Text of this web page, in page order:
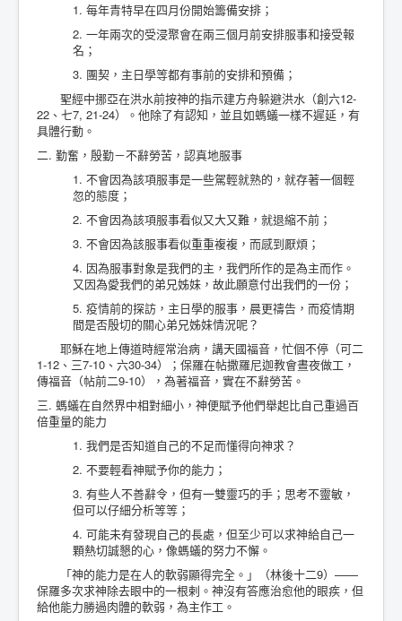
1. 每年青特早在四月份開始籌備安排；
2. 一年兩次的受浸聚會在兩三個月前安排服事和接受報
名；
3. 團契，主日學等都有事前的安排和預備；
聖經中挪亞在洪水前按神的指示建方舟躲避洪水（創六12-
22、七7, 21-24）。他除了有認知，並且如螞蟻一樣不遲延，有
具體行動。
二. 勤奮，殷勤－不辭勞苦，認真地服事
1. 不會因為該項服事是一些駕輕就熟的，就存著一個輕
忽的態度；
2. 不會因為該項服事看似又大又難，就退縮不前；
3. 不會因為該服事看似重重複複，而感到厭煩；
4. 因為服事對象是我們的主，我們所作的是為主而作。
又因為愛我們的弟兄姊妹，故此願意付出我們的一份；
5. 疫情前的探訪，主日學的服事，晨更禱告，而疫情期
間是否殷切的關心弟兄姊妹情況呢？
耶穌在地上傳道時經常治病，講天國福音，忙個不停（可二
1-12、三7-10、六30-34）；保羅在帖撒羅尼迦教會晝夜做工，
傳福音（帖前二9-10），為著福音，實在不辭勞苦。
三. 螞蟻在自然界中相對細小，神便賦予他們舉起比自己重過百
倍重量的能力
1. 我們是否知道自己的不足而懂得向神求？
2. 不要輕看神賦予你的能力；
3. 有些人不善辭令，但有一雙靈巧的手；思考不靈敏，
但可以仔細分析等等；
4. 可能未有發現自己的長處，但至少可以求神給自己一
顆熱切誠懇的心，像螞蟻的努力不懈。
「神的能力是在人的軟弱顯得完全。」（林後十二9）——
保羅多次求神除去眼中的一根剌。神沒有答應治愈他的眼疾，但
給他能力勝過肉體的軟弱，為主作工。